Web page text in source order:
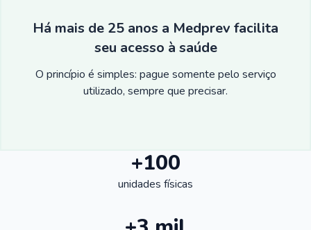
Há mais de 25 anos a Medprev facilita
seu acesso à saúde
O princípio é simples: pague somente pelo serviço
utilizado, sempre que precisar.
+100
unidades físicas